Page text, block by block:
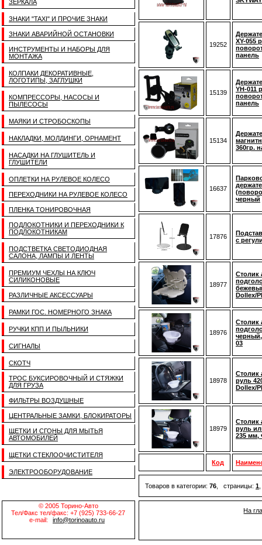
ЗЕРКАЛА
ЗНАКИ "TAXI" И ПРОЧИЕ ЗНАКИ
ЗНАКИ АВАРИЙНОЙ ОСТАНОВКИ
ИНСТРУМЕНТЫ И НАБОРЫ ДЛЯ
МОНТАЖА
КОЛПАКИ ДЕКОРАТИВНЫЕ,
ЛОГОТИПЫ, ЗАГЛУШКИ
КОМПРЕССОРЫ, НАСОСЫ И
ПЫЛЕСОСЫ
МАЯКИ И СТРОБОСКОПЫ
НАКЛАДКИ, МОЛДИНГИ, ОРНАМЕНТ
НАСАДКИ НА ГЛУШИТЕЛЬ И
ГЛУШИТЕЛИ
ОПЛЕТКИ НА РУЛЕВОЕ КОЛЕСО
ПЕРЕХОДНИКИ НА РУЛЕВОЕ КОЛЕСО
ПЛЕНКА ТОНИРОВОЧНАЯ
ПОДЛОКОТНИКИ И ПЕРЕХОДНИКИ К
ПОДЛОКОТНИКАМ
ПОДСТВЕТКА СВЕТОДИОДНАЯ
САЛОНА, ЛАМПЫ И ЛЕНТЫ
ПРЕМИУМ ЧЕХЛЫ НА КЛЮЧ
СИЛИКОНОВЫЕ
РАЗЛИЧНЫЕ АКСЕССУАРЫ
РАМКИ ГОС. НОМЕРНОГО ЗНАКА
РУЧКИ КПП И ПЫЛЬНИКИ
СИГНАЛЫ
СКОТЧ
ТРОС БУКСИРОВОЧНЫЙ И СТЯЖКИ
ДЛЯ ГРУЗА
ФИЛЬТРЫ ВОЗДУШНЫЕ
ЦЕНТРАЛЬНЫЕ ЗАМКИ, БЛОКИРАТОРЫ
ЩЕТКИ И СГОНЫ ДЛЯ МЫТЬЯ
АВТОМОБИЛЕЙ
ЩЕТКИ СТЕКЛООЧИСТИТЕЛЯ
ЭЛЕКТРООБОРУДОВАНИЕ
19252
XY-055
панель
15139
YH-011
панель
15134
360гр.
16637
черный
17876
с
18977
Столик
Dollex/
18976
Столик
03
18978
Столик
руль
Dollex/
18979
Столик
руль
235 мм,
Код
Товаров в категории: 76 , страницы: 1
© 2005 Торино-Авто
Тел/Факс тел/факс: +7 (925) 733-66-27
e-mail:
info@torinoauto.ru
На